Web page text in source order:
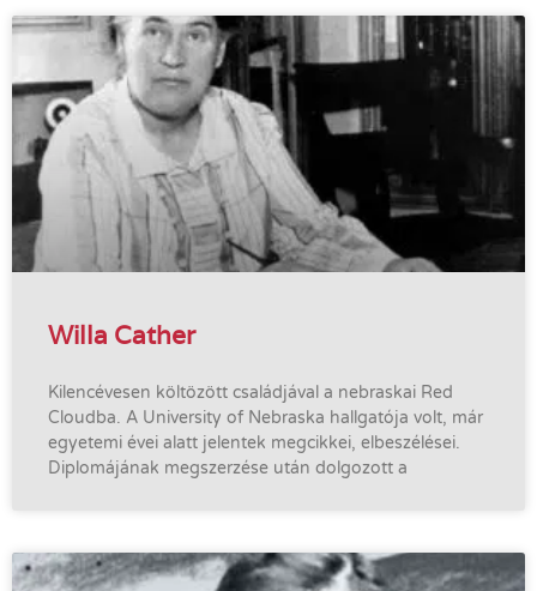
Willa Cather
Kilencévesen költözött családjával a nebraskai Red
Cloudba. A University of Nebraska hallgatója volt, már
egyetemi évei alatt jelentek megcikkei, elbeszélései.
Diplomájának megszerzése után dolgozott a